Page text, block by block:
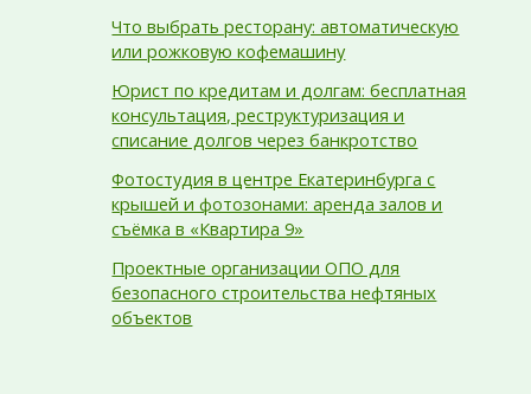
Что выбрать ресторану: автоматическую
или рожковую кофемашину
Юрист по кредитам и долгам: бесплатная
консультация, реструктуризация и
списание долгов через банкротство
Фотостудия в центре Екатеринбурга с
крышей и фотозонами: аренда залов и
съёмка в «Квартира 9»
Проектные организации ОПО для
безопасного строительства нефтяных
объектов